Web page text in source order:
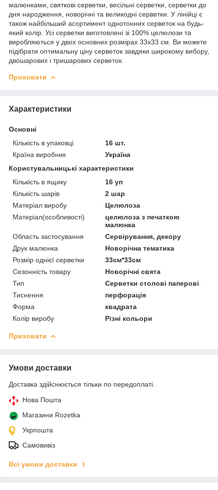
малюнками, святкові серветки, весільні серветки, серветки до
дня народження, новорічні та великодні серветки. У лінійці є
також найбільший асортимент однотонних серветок на будь-
який колір. Усі серветки виготовлені зі 100% целюлози та
виробляються у двох основних розмірах 33х33 см. Ви можете
підібрати оптимальну ціну серветок завдяки широкому вибору,
двошарових і тришарових серветок.
Приховати
Характеристики
Основні
Кількість в упаковці
16 шт.
Країна виробник
Україна
Користувальницькі характеристики
Кількість в ящику
16 уп
Кількість шарів
2 шар
Матеріал виробу
Целюлоза
Матеріал(особливості)
целюлоза з печаткою
малюнка
Область застосування
Сервірування, декору
Друк малюнка
Новорічна тематика
Розмір однієї серветки
33см*33см
Сезонність товару
Новорічні свята
Тип
Серветки столові паперові
Тиснення
перфорація
Форма
квадрата
Колір виробу
Різні кольори
Приховати
Умови доставки
Доставка здійснюється тільки по передоплаті.
Нова Пошта
Магазини Rozetka
Укрпошта
Самовивіз
Всі умови доставки